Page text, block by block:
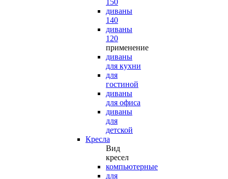
150
диваны
140
диваны
120
применение
диваны
для кухни
для
гостиной
диваны
для офиса
диваны
для
детской
Кресла
Вид
кресел
компьютерные
для